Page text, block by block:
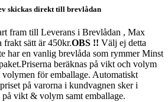
skickas direkt till brevlådan
fram till Leverans i Brevlådan , Max
frakt sätt är 450kr.OBS !! Välj ej detta
har en vanlig brevlåda som rymmer Minst
beräknas på vikt och volym
för emballage. Automatiskt
på varorna i kundvagnen sker i
vikt & volym samt emballage.